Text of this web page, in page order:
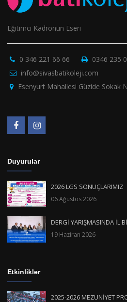
Eğitimci Kadronun Eseri
0 346 221 66 66
0346 235
info@sivasbatikoleji.com
Esenyurt Mahallesi Güzide Sokak
Duyurular
2026 LGS SONUÇLARIMIZ
06 Ağustos 2026
DERGİ YARIŞMASINDA İL
19 Haziran 2026
Etkinlikler
2025-2026 MEZUNİYET